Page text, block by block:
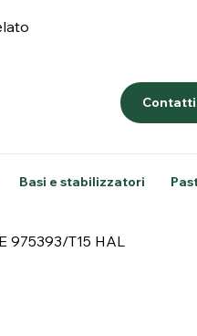
Contatti
Basi e stabilizzatori
975393/T15 HAL